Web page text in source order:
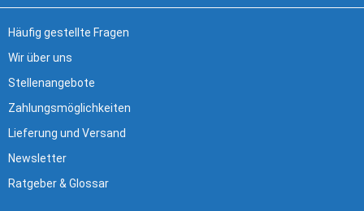
Häufig gestellte Fragen
Wir über uns
Stellenangebote
Zahlungsmöglichkeiten
Lieferung und Versand
Newsletter
Ratgeber & Glossar